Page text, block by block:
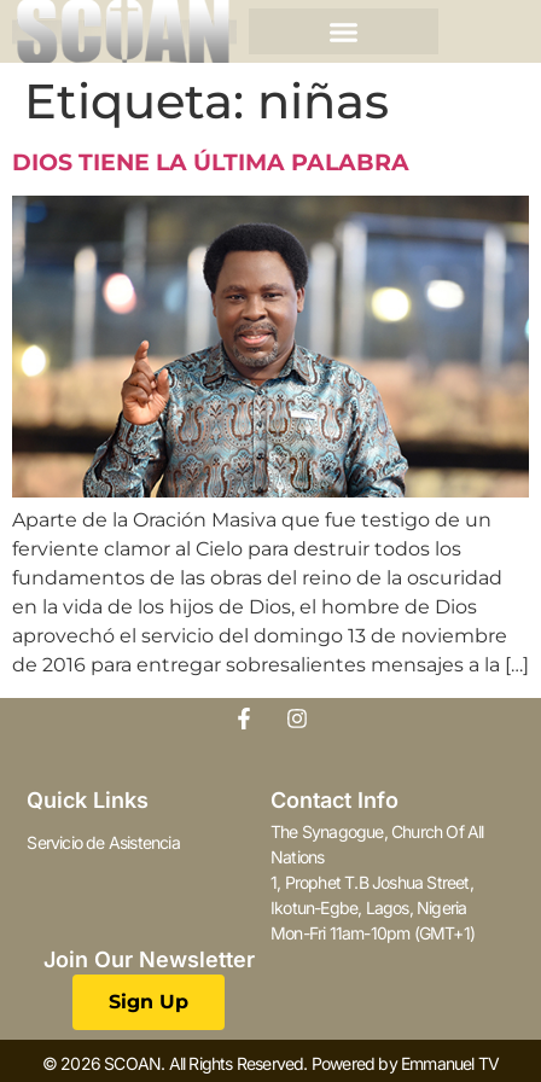
Etiqueta: niñas
DIOS TIENE LA ÚLTIMA PALABRA
Aparte de la Oración Masiva que fue testigo de un
ferviente clamor al Cielo para destruir todos los
fundamentos de las obras del reino de la oscuridad
en la vida de los hijos de Dios, el hombre de Dios
aprovechó el servicio del domingo 13 de noviembre
de 2016 para entregar sobresalientes mensajes a la […]
Quick Links
Servicio de Asistencia
Contact Info
The Synagogue, Church Of All
Nations
1, Prophet T.B Joshua Street,
Ikotun-Egbe, Lagos, Nigeria
Mon-Fri 11am-10pm (GMT+1)
Join Our Newsletter
Sign Up
© 2026 SCOAN. All Rights Reserved. Powered by Emmanuel TV